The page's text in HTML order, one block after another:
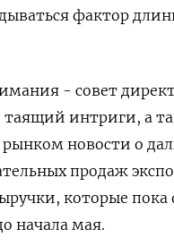
фактор
- совет
таящий интриги, а
новости о
продаж
которые
начала мая.